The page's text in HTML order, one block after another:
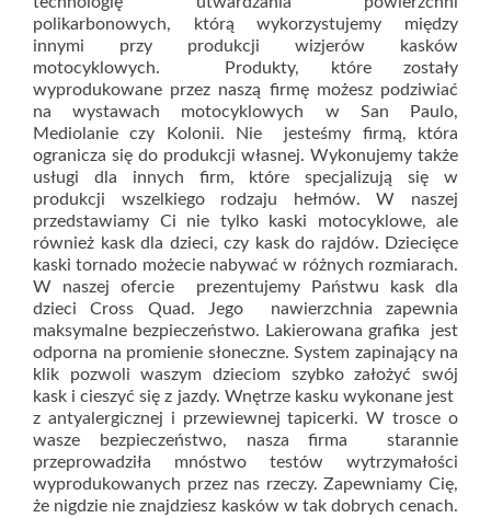
polikarbonowych, którą wykorzystujemy między
innymi przy produkcji wizjerów kasków
motocyklowych. Produkty, które zostały
wyprodukowane przez naszą firmę możesz podziwiać
na wystawach motocyklowych w San Paulo,
Mediolanie czy Kolonii. Nie jesteśmy firmą, która
ogranicza się do produkcji własnej. Wykonujemy także
usługi dla innych firm, które specjalizują się w
produkcji wszelkiego rodzaju hełmów. W naszej
przedstawiamy Ci nie tylko kaski motocyklowe, ale
również kask dla dzieci, czy kask do rajdów. Dziecięce
kaski tornado możecie nabywać w różnych rozmiarach.
W naszej ofercie prezentujemy Państwu kask dla
dzieci Cross Quad. Jego nawierzchnia zapewnia
maksymalne bezpieczeństwo. Lakierowana grafika jest
odporna na promienie słoneczne. System zapinający na
klik pozwoli waszym dzieciom szybko założyć swój
kask i cieszyć się z jazdy. Wnętrze kasku wykonane jest
z antyalergicznej i przewiewnej tapicerki. W trosce o
wasze bezpieczeństwo, nasza firma starannie
przeprowadziła mnóstwo testów wytrzymałości
wyprodukowanych przez nas rzeczy. Zapewniamy Cię,
że nigdzie nie znajdziesz kasków w tak dobrych cenach.